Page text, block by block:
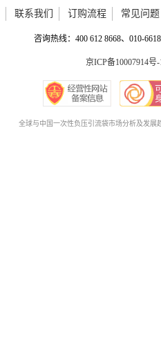
联系我们 订购流程 常见问题
咨询热线：400 612 8668、010-
京ICP备10007914号-
全球与中国一次性负压引流袋市场分析及发展